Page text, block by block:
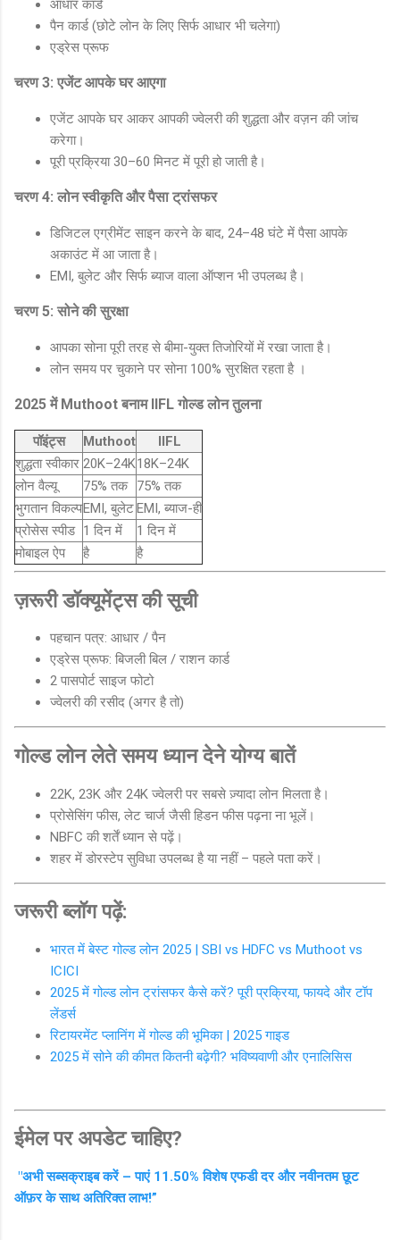
आधार कार्ड
पैन कार्ड (छोटे लोन के लिए सिर्फ आधार भी चलेगा)
एड्रेस प्रूफ
चरण 3: एजेंट आपके घर आएगा
एजेंट आपके घर आकर आपकी ज्वेलरी की शुद्धता और वज़न की जांच
करेगा।
पूरी प्रक्रिया 30–60 मिनट में पूरी हो जाती है।
चरण 4: लोन स्वीकृति और पैसा ट्रांसफर
डिजिटल एग्रीमेंट साइन करने के बाद, 24–48 घंटे में पैसा आपके
अकाउंट में आ जाता है।
EMI, बुलेट और सिर्फ ब्याज वाला ऑप्शन भी उपलब्ध है।
चरण 5: सोने की सुरक्षा
आपका सोना पूरी तरह से बीमा-युक्त तिजोरियों में रखा जाता है।
लोन समय पर चुकाने पर सोना 100% सुरक्षित रहता है ।
2025 में Muthoot बनाम IIFL गोल्ड लोन तुलना
पॉइंट्स Muthoot
IIFL
शुद्धता स्वीकार 20K–24K18K–24K
लोन वैल्यू
75% तक
75% तक
भुगतान विकल्पEMI, बुलेटEMI, ब्याज-ही
प्रोसेस स्पीड 1 दिन में
1 दिन में
मोबाइल ऐप
है है
ज़रूरी डॉक्यूमेंट्स की सूची
पहचान पत्र: आधार / पैन
एड्रेस प्रूफ: बिजली बिल / राशन कार्ड
2 पासपोर्ट साइज फोटो
ज्वेलरी की रसीद (अगर है तो)
गोल्ड लोन लेते समय ध्यान देने योग्य बातें
22K, 23K और 24K ज्वेलरी पर सबसे ज़्यादा लोन मिलता है।
प्रोसेसिंग फीस, लेट चार्ज जैसी हिडन फीस पढ़ना ना भूलें।
NBFC की शर्तें ध्यान से पढ़ें।
शहर में डोरस्टेप सुविधा उपलब्ध है या नहीं – पहले पता करें।
जरूरी ब्लॉग पढ़ें:
भारत में बेस्ट गोल्ड लोन 2025 | SBI vs HDFC vs Muthoot vs
ICICI
2025 में गोल्ड लोन ट्रांसफर कैसे करें? पूरी प्रक्रिया, फायदे और टॉप
लेंडर्स
रिटायरमेंट प्लानिंग में गोल्ड की भूमिका | 2025 गाइड
2025 में सोने की कीमत कितनी बढ़ेगी? भविष्यवाणी और एनालिसिस
ईमेल पर अपडेट चाहिए?
"अभी सब्सक्राइब करें – पाएं 11.50% विशेष एफडी दर और नवीनतम छूट
ऑफ़र के साथ अतिरिक्त लाभ!”